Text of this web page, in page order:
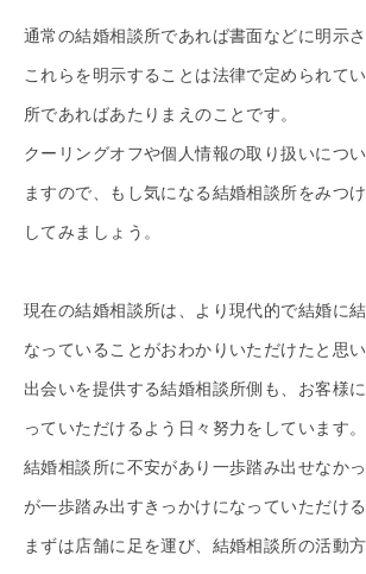
通常の結婚相談所であれば書面などに明示さ
これらを明示することは法律で定められて
所であればあたりまえのことです。
クーリングオフや個人情報の取り扱いにつ
ますので、もし気になる結婚相談所をみつ
してみましょう。
現在の結婚相談所は、より現代的で結婚に
なっていることがおわかりいただけたと思い
出会いを提供する結婚相談所側も、お客様
っていただけるよう日々努力をしています。
結婚相談所に不安があり一歩踏み出せなか
が一歩踏み出すきっかけになっていただける
まずは店舗に足を運び、結婚相談所の活動